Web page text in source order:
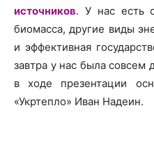
источников. У нас есть
биомасса, другие виды
и эффективная
завтра у нас была совсем
в ходе презентации
«Укртепло» Иван Надеин.